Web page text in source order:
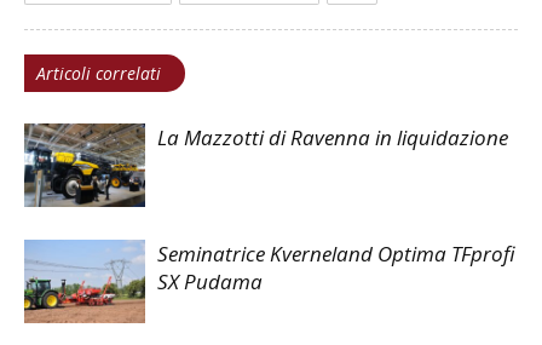
Articoli correlati
La Mazzotti di Ravenna in liquidazione
Seminatrice Kverneland Optima TFprofi
SX Pudama